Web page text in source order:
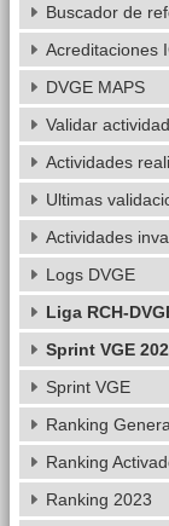
Buscador de
Acreditaciones
DVGE MAPS
Validar actividad
Actividades
Ultimas
Actividades
Logs DVGE
Liga RCH-
Sprint VGE
Sprint VGE
Ranking
Ranking
Ranking 2023